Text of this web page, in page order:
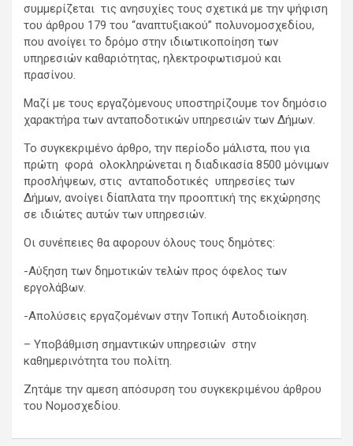
συμμερίζεται τις ανησυχίες τους σχετικά με την ψήφιση
του άρθρου 179 του “αναπτυξιακού” πολυνομοσχεδίου,
που ανοίγει το δρόμο στην ιδιωτικοποίηση των
υπηρεσιών καθαριότητας, ηλεκτροφωτισμού και
πρασίνου.
Μαζί με τους εργαζόμενους υποστηρίζουμε τον δημόσιο
χαρακτήρα των ανταποδοτικών υπηρεσιών των Δήμων.
Το συγκεκριμένο άρθρο, την περίοδο μάλιστα, που για
πρώτη φορά ολοκληρώνεται η διαδικασία 8500 μόνιμων
προσλήψεων, στις ανταποδοτικές υπηρεσίες των
Δήμων, ανοίγει δίαπλατα την προοπτική της εκχώρησης
σε ιδιώτες αυτών των υπηρεσιών.
Οι συνέπειες θα αφορουν όλους τους δημότες:
-Αύξηση των δημοτικών τελών προς όφελος των
εργολάβων.
-Απολύσεις εργαζομένων στην Τοπική Αυτοδιοίκηση.
– Υποβάθμιση σημαντικών υπηρεσιών στην
καθημερινότητα του πολίτη.
Ζητάμε την αμεση απόσυρση του συγκεκριμένου άρθρου
του Νομοσχεδίου.